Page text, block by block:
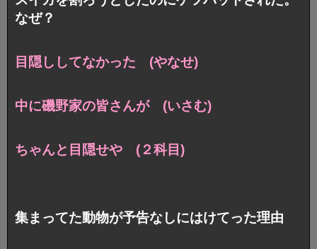
なぜ？
目隠ししてなかった (やなせ)
中に磯野家の皆さんが (いさむ)
ちゃんと目隠せや (２科目)
集まってた動物が予告なしにはけてった理由